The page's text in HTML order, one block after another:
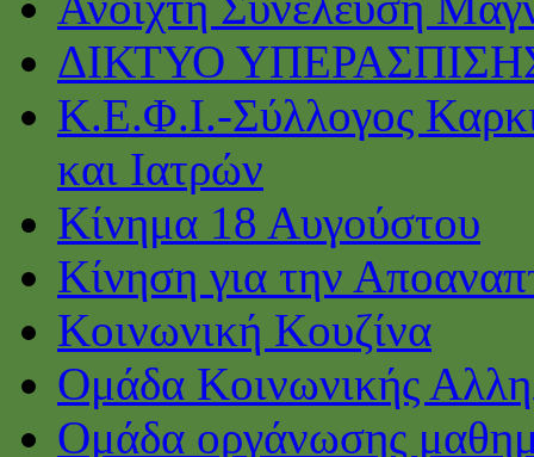
ΔΙΚΤΥΟ
Κ.Ε.Φ.Ι.-Σύλλογος
και Ιατρών
Κίνημα 18 Αυγούστου
Κίνηση για την
Κοινωνική Κουζίνα
Ομάδα Κοινωνικής
Ομάδα οργάνωσης